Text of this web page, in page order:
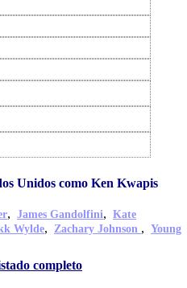
Unidos como Ken Kwapis
, James Gandolfini, Kate
Wylde, Zachary Johnson , Young
completo